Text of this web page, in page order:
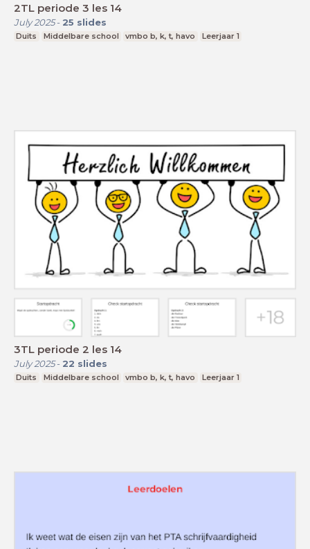
2TL periode 3 les 14
July 2025- 25 slides
Duits Middelbare school vmbo b, k, t, havo Leerjaar 1
3TL periode 2 les 14
July 2025- 22 slides
Duits Middelbare school vmbo b, k, t, havo Leerjaar 1